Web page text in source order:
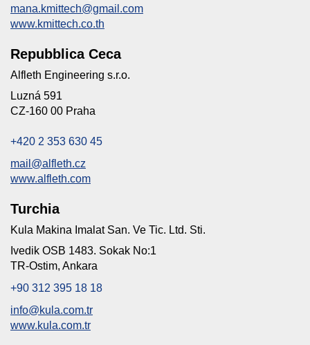
mana.kmittech@gmail.com
www.kmittech.co.th
Repubblica Ceca
Alfleth Engineering s.r.o.
Luzná 591
CZ-160 00 Praha
+420 2 353 630 45
mail@alfleth.cz
www.alfleth.com
Turchia
Kula Makina Imalat San. Ve Tic. Ltd. Sti.
Ivedik OSB 1483. Sokak No:1
TR-Ostim, Ankara
+90 312 395 18 18
info@kula.com.tr
www.kula.com.tr